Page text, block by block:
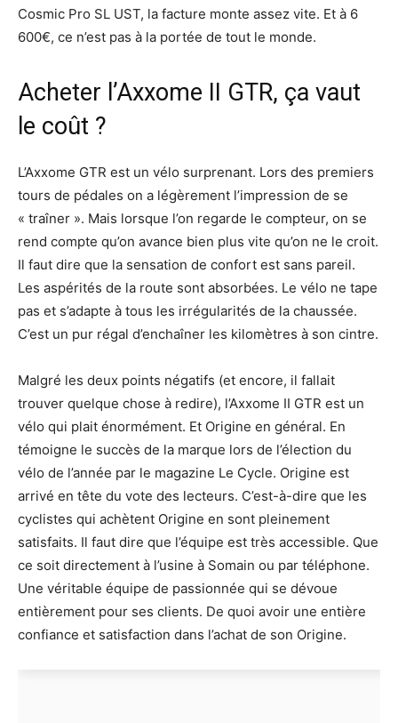
Cosmic Pro SL UST, la facture monte assez vite. Et à 6
600€, ce n’est pas à la portée de tout le monde.
Acheter l’Axxome II GTR, ça vaut
le coût ?
L’Axxome GTR est un vélo surprenant. Lors des premiers
tours de pédales on a légèrement l’impression de se
« traîner ». Mais lorsque l’on regarde le compteur, on se
rend compte qu’on avance bien plus vite qu’on ne le croit.
Il faut dire que la sensation de confort est sans pareil.
Les aspérités de la route sont absorbées. Le vélo ne tape
pas et s’adapte à tous les irrégularités de la chaussée.
C’est un pur régal d’enchaîner les kilomètres à son cintre.
Malgré les deux points négatifs (et encore, il fallait
trouver quelque chose à redire), l’Axxome II GTR est un
vélo qui plait énormément. Et Origine en général. En
témoigne le succès de la marque lors de l’élection du
vélo de l’année par le magazine Le Cycle. Origine est
arrivé en tête du vote des lecteurs. C’est-à-dire que les
cyclistes qui achètent Origine en sont pleinement
satisfaits. Il faut dire que l’équipe est très accessible. Que
ce soit directement à l’usine à Somain ou par téléphone.
Une véritable équipe de passionnée qui se dévoue
entièrement pour ses clients. De quoi avoir une entière
confiance et satisfaction dans l’achat de son Origine.